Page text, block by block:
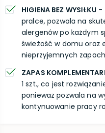
HIGIENA BEZ WYSIŁKU -
pralce, pozwala na
alergenów po każdym
świeżość w domu oraz
nieprzyjemnych
ZAPAS
1 szt., co jest
ponieważ pozwala na
kontynuowanie pracy